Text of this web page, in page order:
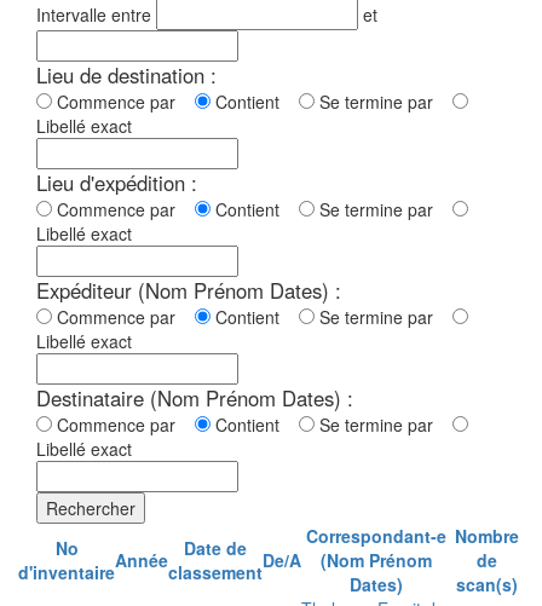
Intervalle entre et
Lieu de destination :
Commence par Contient
Se termine par
Libellé exact
Lieu d'expédition :
Commence par Contient
Se termine par
Libellé exact
Expéditeur (Nom Prénom Dates) :
Commence par Contient
Se termine par
Libellé exact
Destinataire (Nom Prénom Dates) :
Commence par Contient
Se termine par
Libellé exact
Rechercher
No
d'inventaireAnnée
Date de
classementDe/A
Correspondant-e
(Nom Prénom
Dates)
Nombre
de
scan(s)